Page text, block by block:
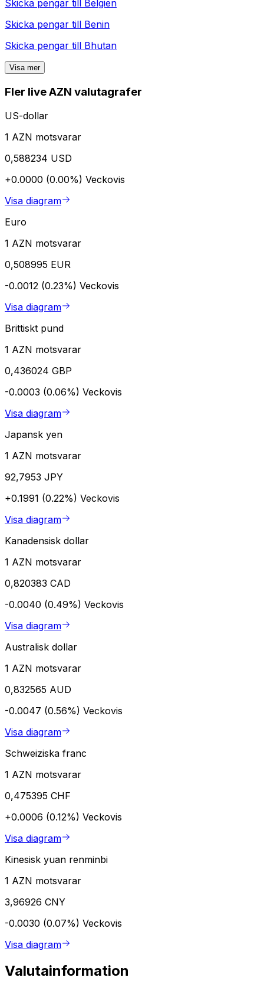
Skicka pengar till
Belgien
Skicka pengar till Benin
Skicka pengar till Bhutan
Visa mer
Fler live AZN valutagrafer
US-dollar
1 AZN motsvarar
0,588234 USD
+0.0000 (0.00%) Veckovis
Visa diagram
Euro
1 AZN motsvarar
0,508995 EUR
-0.0012 (0.23%) Veckovis
Visa diagram
Brittiskt pund
1 AZN motsvarar
0,436024 GBP
-0.0003 (0.06%) Veckovis
Visa diagram
Japansk yen
1 AZN motsvarar
92,7953 JPY
+0.1991 (0.22%) Veckovis
Visa diagram
Kanadensisk dollar
1 AZN motsvarar
0,820383 CAD
-0.0040 (0.49%) Veckovis
Visa diagram
Australisk dollar
1 AZN motsvarar
0,832565 AUD
-0.0047 (0.56%) Veckovis
Visa diagram
Schweiziska franc
1 AZN motsvarar
0,475395 CHF
+0.0006 (0.12%) Veckovis
Visa diagram
Kinesisk yuan renminbi
1 AZN motsvarar
3,96926 CNY
-0.0030 (0.07%) Veckovis
Visa diagram
Valutainformation